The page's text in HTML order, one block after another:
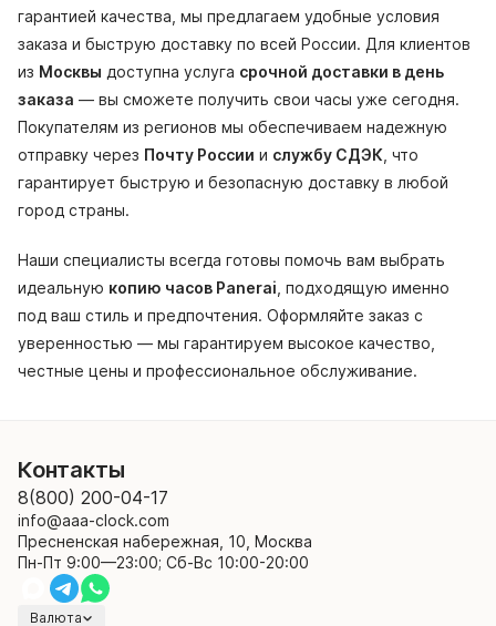
гарантией качества, мы предлагаем удобные условия
заказа и быструю доставку по всей России. Для клиентов
из Москвы доступна услуга срочной доставки в день
заказа — вы сможете получить свои часы уже сегодня.
Покупателям из регионов мы обеспечиваем надежную
отправку через Почту России и службу СДЭК , что
гарантирует быструю и безопасную доставку в любой
город страны.
Наши специалисты всегда готовы помочь вам выбрать
идеальную копию часов Panerai , подходящую именно
под ваш стиль и предпочтения. Оформляйте заказ с
уверенностью — мы гарантируем высокое качество,
честные цены и профессиональное обслуживание.
Контакты
8(800) 200-04-17
info@aaa-clock.com
Пресненская набережная, 10, Москва
Пн-Пт 9:00—23:00; Сб-Вс 10:00-20:00
Валюта